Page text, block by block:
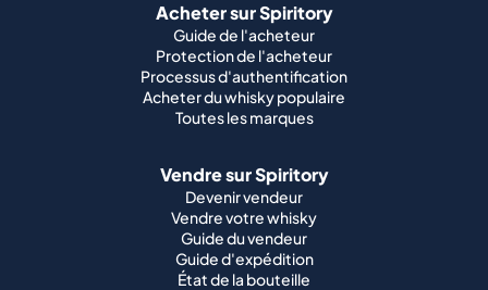
Acheter sur Spiritory
Guide de l'acheteur
Protection de l'acheteur
Processus d'authentification
Acheter du whisky populaire
Toutes les marques
Vendre sur Spiritory
Devenir vendeur
Vendre votre whisky
Guide du vendeur
Guide d'expédition
État de la bouteille